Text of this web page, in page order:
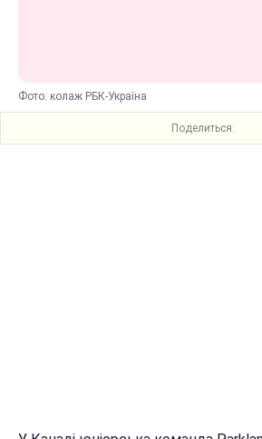
Фото: колаж РБК-Україна
Поделиться: